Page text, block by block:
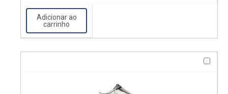
Adicionar ao
carrinho